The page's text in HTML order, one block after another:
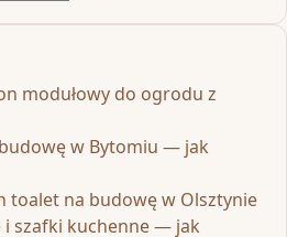
modułowy do ogrodu z
w Bytomiu — jak
toalet na budowę w Olsztynie
szafki kuchenne — jak